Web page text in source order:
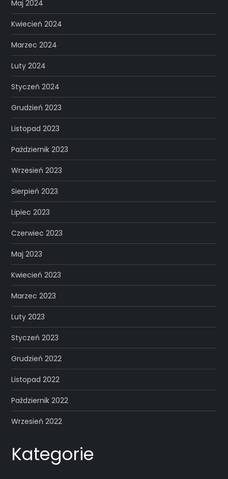
Maj 2024
Kwiecień 2024
Marzec 2024
Luty 2024
Styczeń 2024
Grudzień 2023
Listopad 2023
Październik 2023
Wrzesień 2023
Sierpień 2023
Lipiec 2023
Czerwiec 2023
Maj 2023
Kwiecień 2023
Marzec 2023
Luty 2023
Styczeń 2023
Grudzień 2022
Listopad 2022
Październik 2022
Wrzesień 2022
Kategorie